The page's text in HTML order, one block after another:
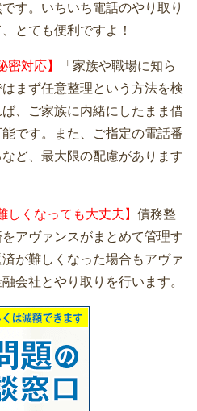
す。いちいち電話のやり取り
とても便利ですよ！
密対応】
「家族や職場に知ら
まず任意整理という方法を検
、ご家族に内緒にしたまま借
です。また、ご指定の電話番
ど、最大限の配慮があります
しくなっても大丈夫】 債務整
アヴァンスがまとめて管理す
が難しくなった場合もアヴァ
会社とやり取りを行います。